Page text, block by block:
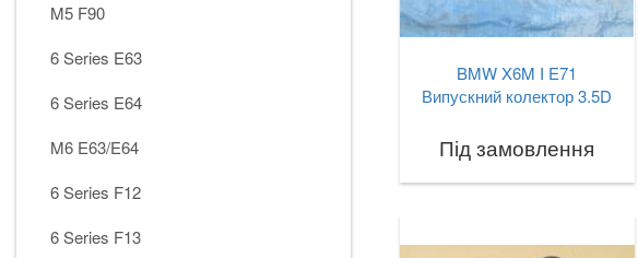
M5 F90
6 Series E63
6 Series E64
M6 E63/E64
6 Series F12
6 Series F13
BMW X6M I E71
Випускний колектор 3.5D
Під замовлення